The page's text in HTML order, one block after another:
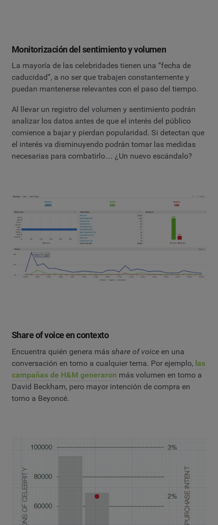
Monitorización del sentimiento y volumen
La mayoría de las celebridades tienen una “fecha de
caducidad”, a no ser que trabajen constantemente y
puedan mantenerse relevantes con el paso del tiempo.
Al llevar un registro del volumen y sentimiento podrán
analizar los datos antes de que el interés del público
comience a bajar y pierdan popularidad. Si detectan que
el interés va disminuyendo podrán tomar las medidas
necesarias para combatirlo… ¿Un nuevo escándalo?
Share of voice en contexto
Encuentra quién genera más share of voice en una
conversación en torno a cualquier tema. Por ejemplo, las
campañas de H&M generaron más volumen en torno a
David Beckham, pero mayor intención de compra en
torno a Beyoncé.